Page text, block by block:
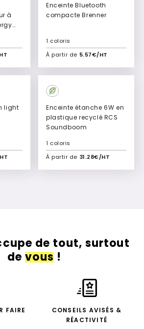
à
Enceinte Bluetooth
compacte Brenner
À partir de 5.57€/HT
1 coloris
Ajouter à mon devis
light
Enceinte étanche 6W en
plastique recyclé RCS
Soundboom
À partir de 31.28€/HT
1 coloris
Ajouter à mon devis
de tout, surtout
devous!
FAIRE
CONSEILS AVISÉS &
RÉACTIVITÉ